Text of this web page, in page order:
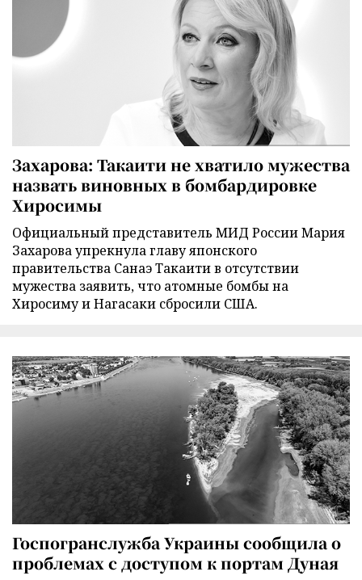
Захарова: Такаити не хватило мужества
назвать виновных в бомбардировке
Хиросимы
Официальный представитель МИД России Мария
Захарова упрекнула главу японского
правительства Санаэ Такаити в отсутствии
мужества заявить, что атомные бомбы на
Хиросиму и Нагасаки сбросили США.
Госпогранслужба Украины сообщила о
проблемах с доступом к портам Дуная